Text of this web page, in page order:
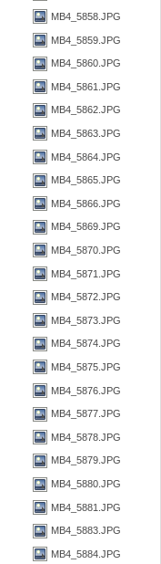
MB4_5858.JPG
MB4_5859.JPG
MB4_5860.JPG
MB4_5861.JPG
MB4_5862.JPG
MB4_5863.JPG
MB4_5864.JPG
MB4_5865.JPG
MB4_5866.JPG
MB4_5869.JPG
MB4_5870.JPG
MB4_5871.JPG
MB4_5872.JPG
MB4_5873.JPG
MB4_5874.JPG
MB4_5875.JPG
MB4_5876.JPG
MB4_5877.JPG
MB4_5878.JPG
MB4_5879.JPG
MB4_5880.JPG
MB4_5881.JPG
MB4_5883.JPG
MB4_5884.JPG